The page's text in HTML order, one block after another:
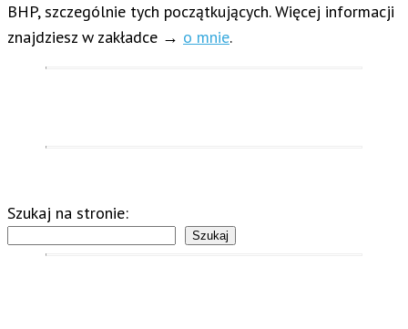
BHP, szczególnie tych początkujących. Więcej informacji
znajdziesz w zakładce → o mnie.
Szukaj na stronie:
Szukaj